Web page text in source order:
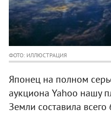
ФОТО: ИЛЛЮСТРАЦИЯ
Японец на полном
аукциона Yahoo нашу
Земли составила